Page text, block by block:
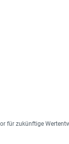
für zukünftige